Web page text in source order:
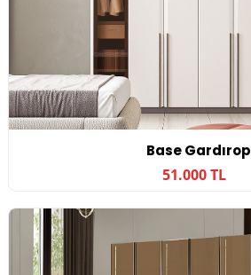
Base Gardırop
51.000 TL